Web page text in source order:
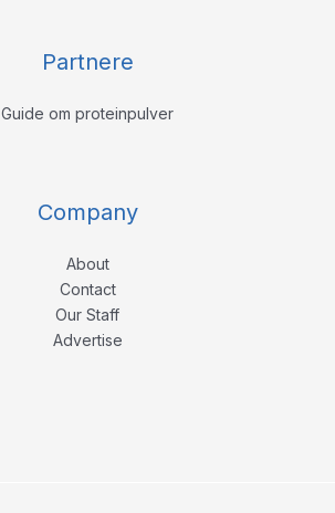
Partnere
Guide om proteinpulver
Company
About
Contact
Our Staff
Advertise